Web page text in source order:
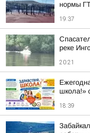
нормы
19:37
реке
20:21
школа!»
18:39